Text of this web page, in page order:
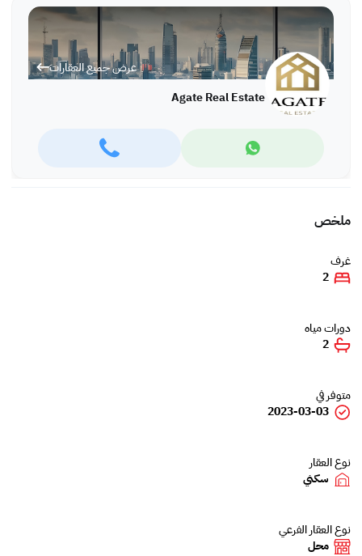
عرض جميع العقارات
Agate Real Estate
ملخص
غرف
2
دورات مياه
2
متوفر في
2023-03-03
نوع العقار
سكني
نوع العقار الفرعي
محل